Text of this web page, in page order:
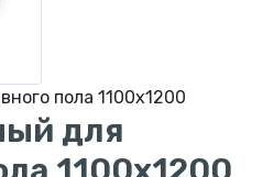
пола 1100х1200
для